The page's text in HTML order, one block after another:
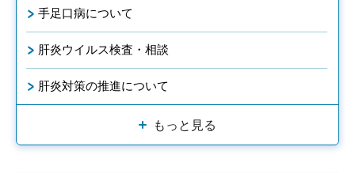
手足口病について
肝炎ウイルス検査・相談
肝炎対策の推進について
もっと見る